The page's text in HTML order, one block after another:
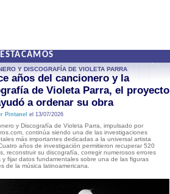
Y DISCOGRAFÍA DE VIOLETA PARRA
años del cancionero y la
de Violeta Parra, el proyecto
a ordenar su obra
Pintanel el 13/07/2026
y Discografía de Violeta Parra, impulsado por
continúa siendo una de las investigaciones
más importantes dedicadas a la universal artista
años de investigación permitieron recuperar 520
reconstruir su discografía, corregir numerosos errores
y fijar datos fundamentales sobre una de las figuras
de la música latinoamericana.